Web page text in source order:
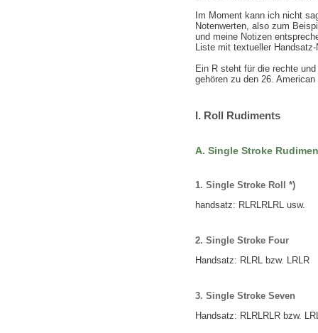
Im Moment kann ich nicht
Notenwerten, also zum
und meine Notizen
Liste mit textueller
Ein R steht für die rechte
gehören zu den 26.
I. Roll Rudiments
A. Single Stroke
1. Single Stroke Roll *)
handsatz: RLRLRLRL usw.
2. Single Stroke Four
Handsatz: RLRL bzw. LRLR
3. Single Stroke Seven
Handsatz: RLRLRLR bzw.